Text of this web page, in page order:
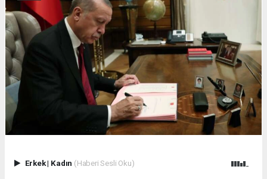
Erkek| Kadın (Haberi Sesli Oku)